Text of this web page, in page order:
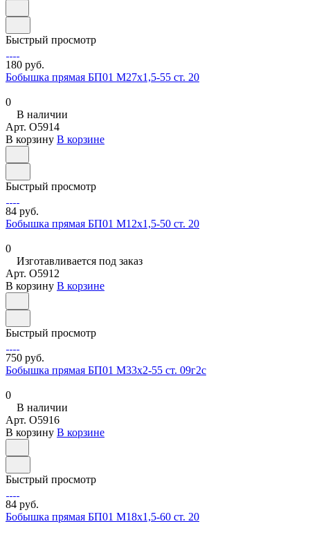
Быстрый просмотр
180 руб.
Бобышка прямая БП01 М27х1,5-55 ст. 20
0
В наличии
Арт. O5914
В корзину В корзине
Быстрый просмотр
84 руб.
Бобышка прямая БП01 М12х1,5-50 ст. 20
0
Изготавливается под заказ
Арт. O5912
В корзину В корзине
Быстрый просмотр
750 руб.
Бобышка прямая БП01 М33х2-55 ст. 09г2с
0
В наличии
Арт. O5916
В корзину В корзине
Быстрый просмотр
84 руб.
Бобышка прямая БП01 М18х1,5-60 ст. 20